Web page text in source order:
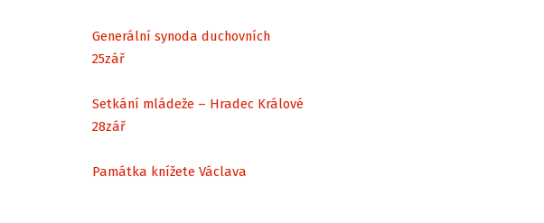
Generální synoda duchovních
25zář
Setkání mládeže – Hradec Králové
28zář
Památka knížete Václava